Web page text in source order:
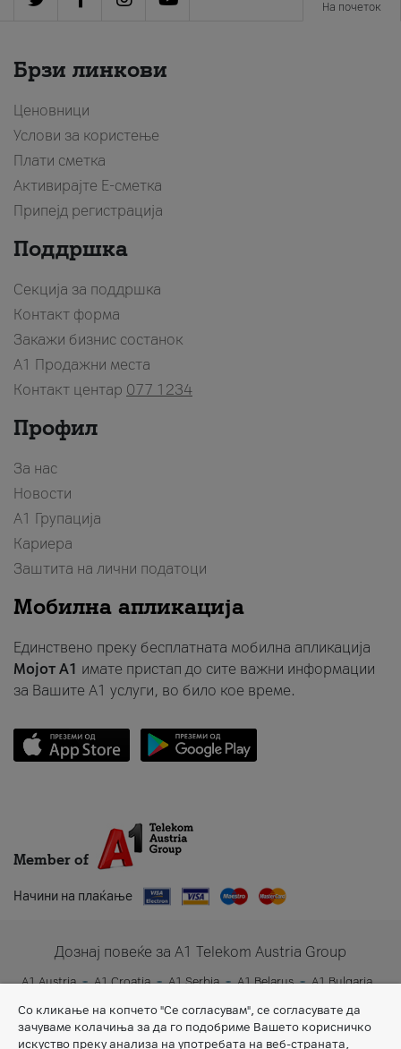
На почеток
Брзи линкови
Ценовници
Услови за користење
Плати сметка
Активирајте Е-сметка
Припејд регистрација
Поддршка
Секција за поддршка
Контакт форма
Закажи бизнис состанок
A1 Продажни места
Контакт центар 077 1234
Профил
За нас
Новости
А1 Групација
Кариера
Заштита на лични податоци
Мобилна апликација
Единствено преку бесплатната мобилна апликација
Мојот A1 имате пристап до сите важни информации
за Вашите A1 услуги, во било кое време.
Member of
Начини на плаќање
Дознај повеќе за A1 Telekom Austria Group
A1 Austria A1 Croatia A1 Serbia A1 Belarus
A1 Bulgaria
Со кликање на копчето "Се согласувам", се согласувате да
зачуваме колачиња за да го подобриме Вашето корисничко
искуство преку анализа на употребата на веб-страната,